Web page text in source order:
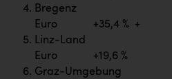
Bregenz
Euro +35,4 % +
Linz-Land
Euro +19,6 %
Graz-